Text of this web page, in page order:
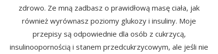
zdrowo. Ze mną zadbasz o prawidłową masę ciała, jak
również wyrównasz poziomy glukozy i insuliny. Moje
przepisy są odpowiednie dla osób z cukrzycą,
insulinoopornością i stanem przedcukrzycowym, ale jeśli nie